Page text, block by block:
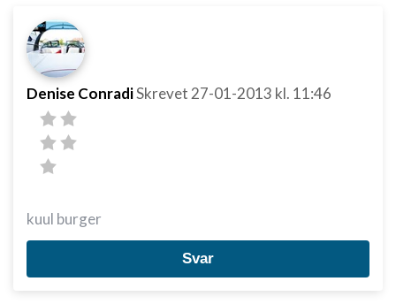
Denise ConradiSkrevet 27-01-2013 kl. 11:46
kuul burger
Svar